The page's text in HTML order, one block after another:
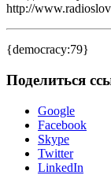
http://
{democracy:79}
Поделиться
Google
Facebook
Skype
Twitter
LinkedIn